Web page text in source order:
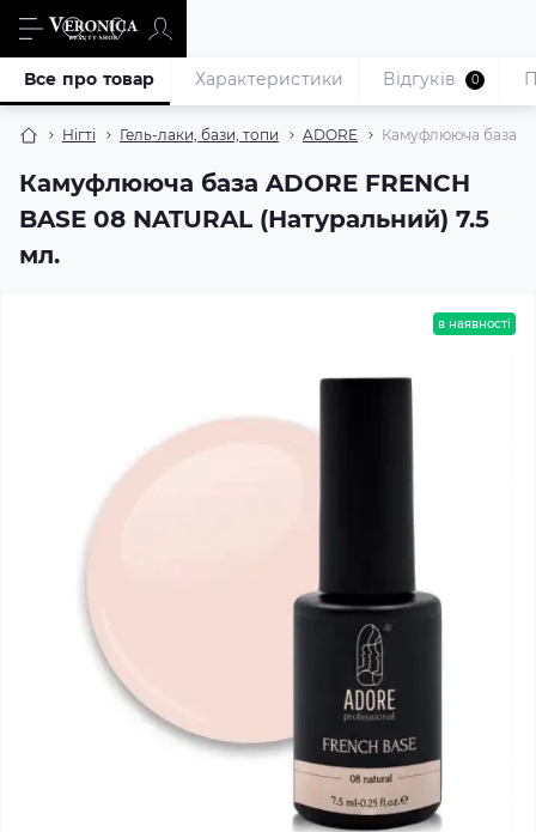
Нігті Гель-лаки, бази, топи ADORE Камуфлююча база
Камуфлююча база ADORE FRENCH
BASE 08 NATURAL (Натуральний) 7.5
мл.
Все про товар Характеристики Відгуків 0
в наявності